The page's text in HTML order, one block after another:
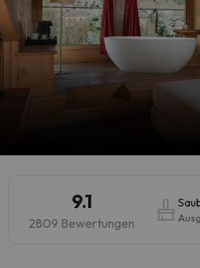
9.1
2809 Bewertungen